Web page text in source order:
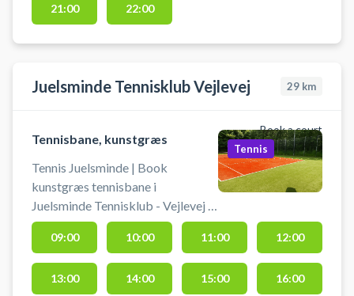
21:00 22:00
Juelsminde Tennisklub Vejlevej 29 km
Book a court
Tennisbane, kunstgræs
Tennis Juelsminde | Book
kunstgræs tennisbane i
Juelsminde Tennisklub - Vejlevej 3.
Lej en tennisbane og spil tennis i
Juelsminde på en udendørs
kunstgræs tennisbane hos
tennisklubben afdeling ved Hotel
Tennis
09:00 10:00 11:00 12:00
13:00 14:00 15:00 16:00